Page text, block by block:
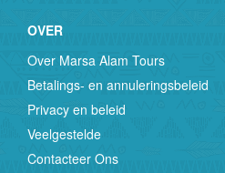
OVER
Over Marsa Alam Tours
Betalings- en annuleringsbeleid
Privacy en beleid
Veelgestelde
Contacteer Ons